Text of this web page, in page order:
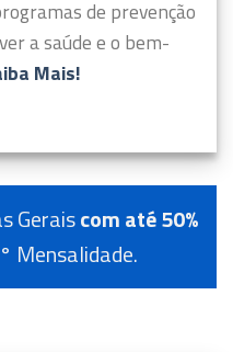
de prevenção
a saúde e o bem-
Mais!
Geraiscom até 50%
Mensalidade.